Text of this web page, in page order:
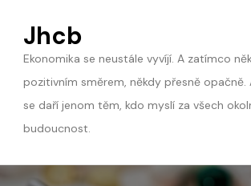
Jhcb
Ekonomika se neustále vyvíjí. A zatímco
pozitivním směrem, někdy přesně opačně.
se daří jenom těm, kdo myslí za všech
budoucnost.